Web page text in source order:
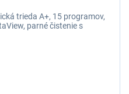
trieda A+, 15 programov,
parné čistenie s